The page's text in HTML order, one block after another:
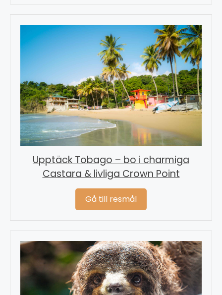
Upptäck Tobago – bo i charmiga
Castara & livliga Crown Point
Gå till resmål